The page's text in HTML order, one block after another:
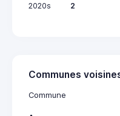
2020s
2
Communes
Commune